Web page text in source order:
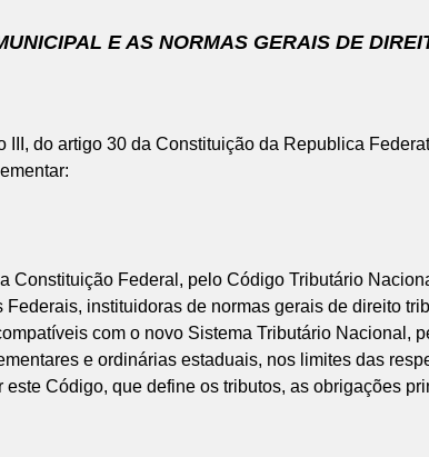
E AS NORMAS GERAIS DE
do artigo 30 da Constituição da Republica
Constituição Federal, pelo Código Tributário
instituidoras de normas gerais de direito
com o novo Sistema Tributário Nacional,
e ordinárias estaduais, nos limites das
Código, que define os tributos, as obrigações